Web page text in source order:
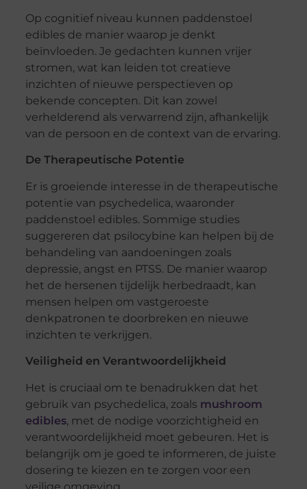
Op cognitief niveau kunnen paddenstoel
edibles de manier waarop je denkt
beïnvloeden. Je gedachten kunnen vrijer
stromen, wat kan leiden tot creatieve
inzichten of nieuwe perspectieven op
bekende concepten. Dit kan zowel
verhelderend als verwarrend zijn, afhankelijk
van de persoon en de context van de ervaring.
De Therapeutische Potentie
Er is groeiende interesse in de therapeutische
potentie van psychedelica, waaronder
paddenstoel edibles. Sommige studies
suggereren dat psilocybine kan helpen bij de
behandeling van aandoeningen zoals
depressie, angst en PTSS. De manier waarop
het de hersenen tijdelijk herbedraadt, kan
mensen helpen om vastgeroeste
denkpatronen te doorbreken en nieuwe
inzichten te verkrijgen.
Veiligheid en Verantwoordelijkheid
Het is cruciaal om te benadrukken dat het
gebruik van psychedelica, zoals mushroom
edibles, met de nodige voorzichtigheid en
verantwoordelijkheid moet gebeuren. Het is
belangrijk om je goed te informeren, de juiste
dosering te kiezen en te zorgen voor een
veilige omgeving.